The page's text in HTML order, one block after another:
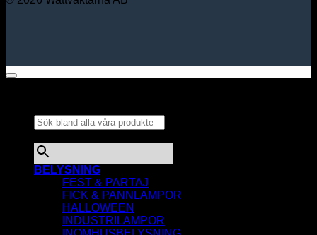
BELYSNING
FEST & PARTAJ
FICK & PANNLAMPOR
HALLOWEEN
INDUSTRILAMPOR